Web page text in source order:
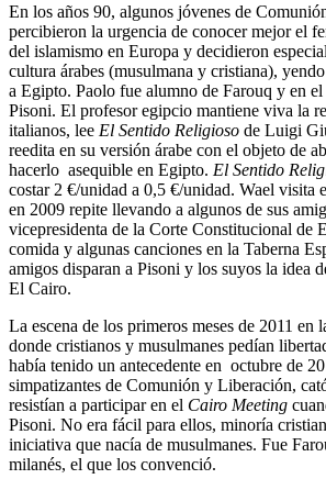
En los años 90, algunos jóvenes de
percibieron la urgencia de conocer mejor el
del islamismo en Europa y decidieron
cultura árabes (musulmana y cristiana),
a Egipto. Paolo fue alumno de Farouq y en el
Pisoni. El profesor egipcio mantiene viva la
italianos, lee El Sentido Religioso de Luigi
reedita en su versión árabe con el objeto de
hacerlo asequible en Egipto. El Sentido
costar 2 €/unidad a 0,5 €/unidad. Wael visita
en 2009 repite llevando a algunos de sus
vicepresidenta de la Corte Constitucional de
comida y algunas canciones en la Taberna
amigos disparan a Pisoni y los suyos la idea
El Cairo.
La escena de los primeros meses de 2011 en
donde cristianos y musulmanes pedían
había tenido un antecedente en octubre de
simpatizantes de Comunión y Liberación,
resistían a participar en el Cairo Meeting
Pisoni. No era fácil para ellos, minoría
iniciativa que nacía de musulmanes. Fue
milanés, el que los convenció.